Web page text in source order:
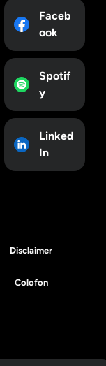
Faceb
ook
Spotif
y
Linked
In
Disclaimer
Colofon